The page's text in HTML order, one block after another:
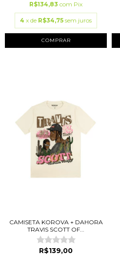
R$134,83 com Pix
4 x de R$34,75 sem juros
COMPRAR
CAMISETA KOROVA + DAHORA
TRAVIS SCOTT OF...
R$139,00